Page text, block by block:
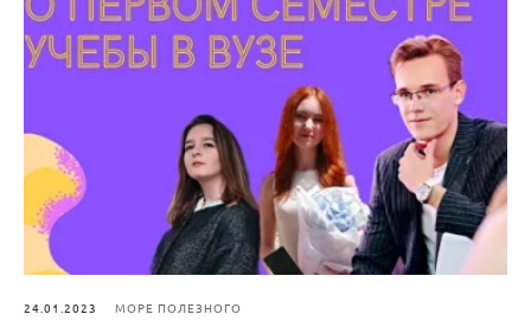
24.01.2023 МОРЕ ПОЛЕЗНОГО